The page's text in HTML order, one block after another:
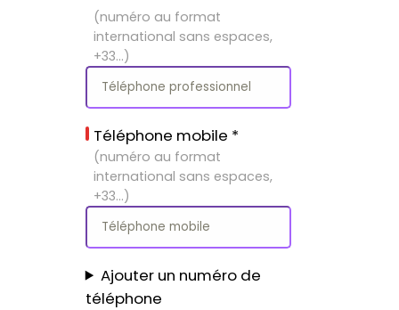
(numéro au format
international sans espaces,
+33…)
Téléphone mobile *
(numéro au format
international sans espaces,
+33…)
Ajouter un numéro de
téléphone